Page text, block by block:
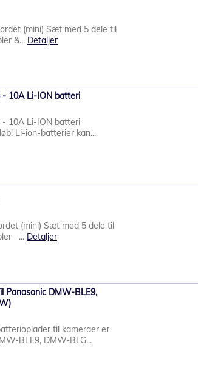
(mini) Sæt med 5 dele til
&... Detaljer
- 10A Li-ION batteri
- 10A Li-ION batteri
Li-ion-batterier kan...
(mini) Sæt med 5 dele til
... Detaljer
Panasonic DMW-BLE9,
til kameraer er
BLE9, DMW-BLG...